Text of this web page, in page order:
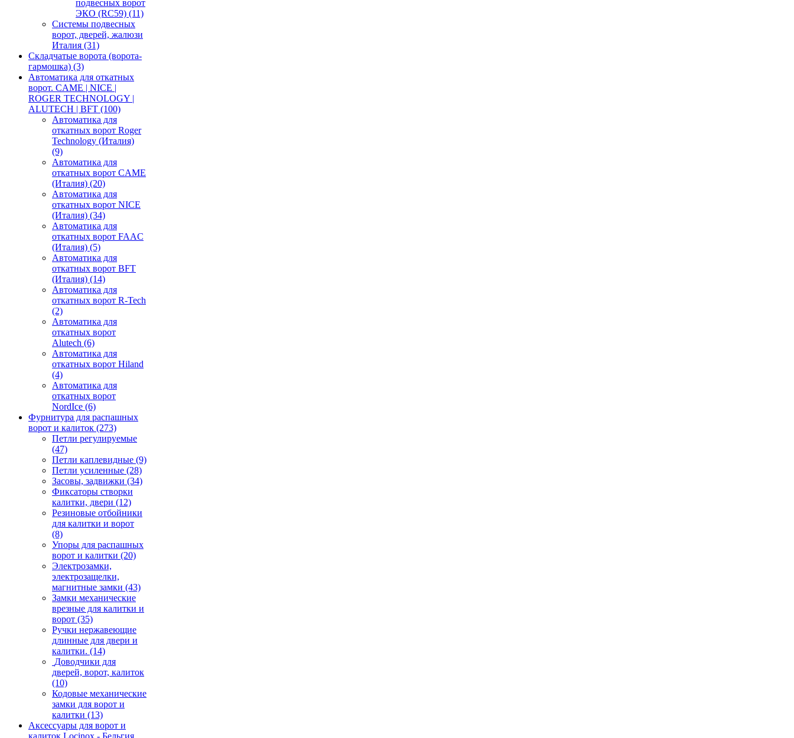
подвесных ворот
ЭКО (RC59) (11)
Системы подвесных
ворот, дверей, жалюзи
Италия (31)
Складчатые ворота (ворота-
гармошка) (3)
Автоматика для откатных
ворот. CAME | NICE |
ROGER TECHNOLOGY |
ALUTECH | BFT (100)
Автоматика для
откатных ворот Roger
Technology (Италия)
(9)
Автоматика для
откатных ворот CAME
(Италия) (20)
Автоматика для
откатных ворот NICE
(Италия) (34)
Автоматика для
откатных ворот FAAC
(Италия) (5)
Автоматика для
откатных ворот BFT
(Италия) (14)
Автоматика для
откатных ворот R-Tech
(2)
Автоматика для
откатных ворот
Alutech (6)
Автоматика для
откатных ворот Hiland
(4)
Автоматика для
откатных ворот
NordIce (6)
Фурнитура для распашных
ворот и калиток (273)
Петли регулируемые
(47)
Петли каплевидные (9)
Петли усиленные (28)
Засовы, задвижки (34)
Фиксаторы створки
калитки, двери (12)
Резиновые отбойники
для калитки и ворот
(8)
Упоры для распашных
ворот и калитки (20)
Электрозамки,
электрозащелки,
магнитные замки (43)
Замки механические
врезные для калитки и
ворот (35)
Ручки нержавеющие
длинные для двери и
калитки. (14)
Доводчики для
дверей, ворот, калиток
(10)
Кодовые механические
замки для ворот и
калитки (13)
Аксессуары для ворот и
калиток Locinox - Бельгия